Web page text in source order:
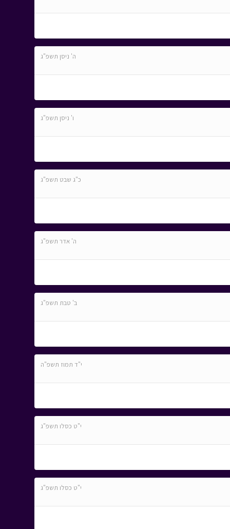
ה' ניסן תשפ"ג
ו' ניסן תשפ"ג
כ"ג שבט תשפ"ג
ה' אדר תשפ"ג
ב' טבת תשפ"ג
י"ד תמוז תשפ"ה
י"ט כסלו תשפ"ג
י"ט כסלו תשפ"ג